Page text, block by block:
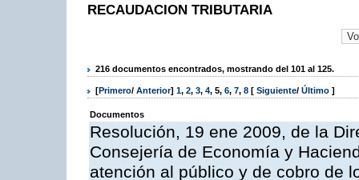
RECAUDACION TRIBUTARIA
216 documentos encontrados, mostrando del 101 al 125.
[Primero/ Anterior] 1, 2, 3, 4, 5, 6, 7, 8 [ Siguiente/ Último ]
Documentos
Resolución, 19 ene 2009, de la
Consejería de Economía y
atención al público y de cobro de